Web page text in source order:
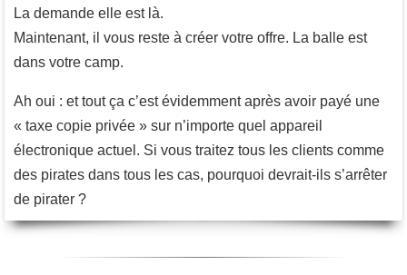
La demande elle est là.
Maintenant, il vous reste à créer votre offre. La balle est
dans votre camp.
Ah oui : et tout ça c’est évidemment après avoir payé une
« taxe copie privée » sur n’importe quel appareil
électronique actuel. Si vous traitez tous les clients comme
des pirates dans tous les cas, pourquoi devrait-ils s’arrêter
de pirater ?